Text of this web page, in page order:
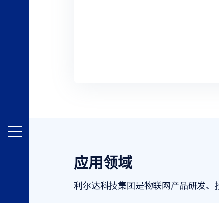
应用领域
利尔达科技集团是物联网产品研发